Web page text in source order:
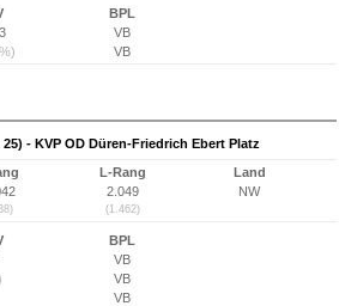
BPL
VB
VB
- KVP OD Düren-Friedrich Ebert Platz
L-Rang
2.049
(1.462)
Land
NW
BPL
VB
VB
VB